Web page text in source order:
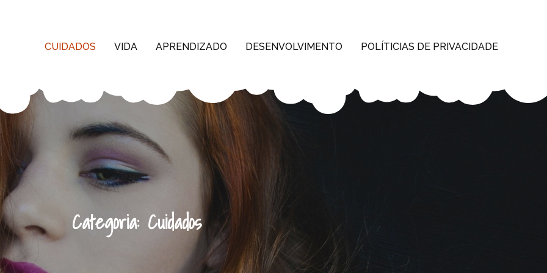
CUIDADOS VIDA APRENDIZADO DESENVOLVIMENTO POLÍTICIAS DE PRIVACIDADE
Categoria: Cuidados